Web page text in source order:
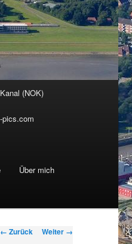
(NOK)
pics.com
Über mich
B
← Zurück Weiter →